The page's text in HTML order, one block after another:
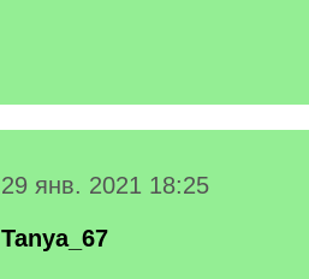
29 янв. 2021 18:25
Tanya_67